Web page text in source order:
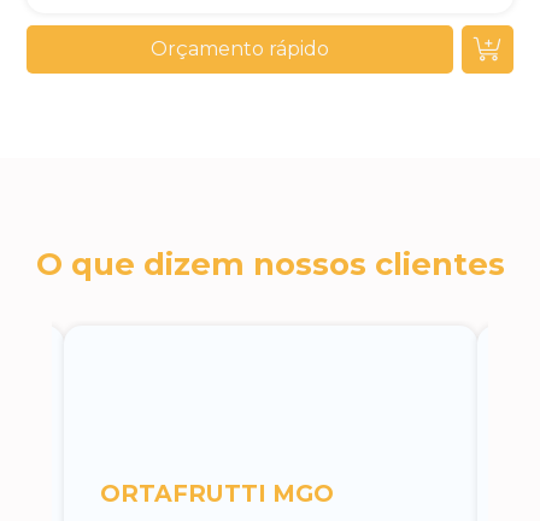
Orçamento rápido
O que dizem nossos clientes
ORTAFRUTTI MGO